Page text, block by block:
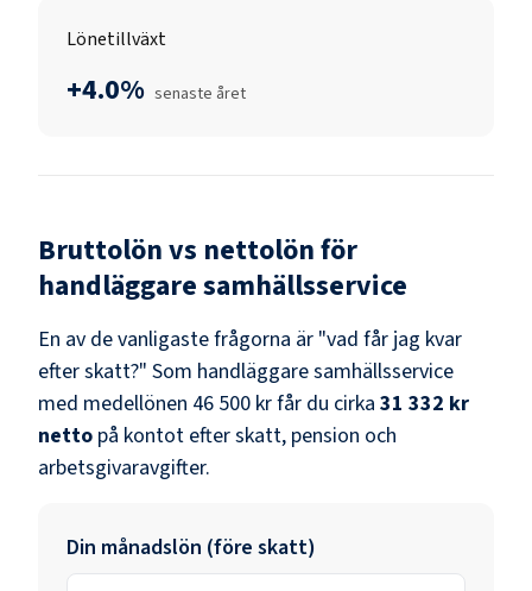
Lönetillväxt
+4.0% senaste året
Bruttolön vs nettolön för
handläggare samhällsservice
En av de vanligaste frågorna är "vad får jag kvar
efter skatt?" Som handläggare samhällsservice
med medellönen 46 500 krfår du cirka 31 332 kr
netto på kontot efter skatt, pension och
arbetsgivaravgifter.
Din månadslön (före skatt)